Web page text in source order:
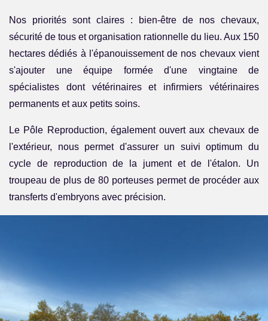
Nos priorités sont claires : bien-être de nos chevaux,
sécurité de tous et organisation rationnelle du lieu. Aux 150
hectares dédiés à l'épanouissement de nos chevaux vient
s'ajouter une équipe formée d'une vingtaine de
spécialistes dont vétérinaires et infirmiers vétérinaires
permanents et aux petits soins.
Le Pôle Reproduction, également ouvert aux chevaux de
l'extérieur, nous permet d'assurer un suivi optimum du
cycle de reproduction de la jument et de l'étalon. Un
troupeau de plus de 80 porteuses permet de procéder aux
transferts d'embryons avec précision.